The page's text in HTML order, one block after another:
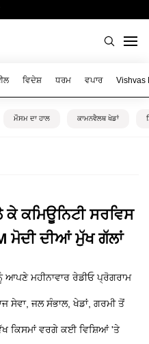
ਵਿਦੇਸ਼ ਧਰਮ ਵਪਾਰ Vishvas
ਮੌਸਮ ਦਾ ਹਾਲ ਕਾਮਨਵੈਲਥ ਖੇਡਾਂ
ਕਮਿਊਨਿਟੀ ਸਰਵਿਸ
ਮੋਦੀ ਦੀਆਂ ਮੁੱਖ ਗੱਲਾਂ
ਆਪਣੇ ਮਹੀਨਾਵਾਰ ਰੇਡੀਓ ਪ੍ਰੋਗਰਾਮ
ਸੇਵਾ, ਜਲ ਸੰਭਾਲ, ਖੇਡਾਂ, ਗਰਮੀ ਤੋਂ
ਕਿਸਮਾਂ ਵਰਗੇ ਕਈ ਵਿਸ਼ਿਆਂ 'ਤੇ